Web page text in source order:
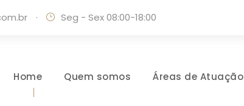
· Seg - Sex 08:00-18:00
Home Quem somos Áreas de Atuação